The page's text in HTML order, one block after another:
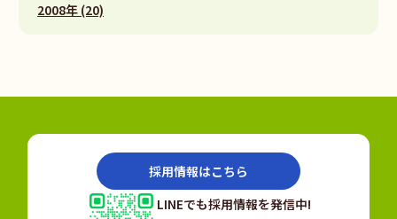
2008年 (20)
採用情報はこちら
LINEでも採用情報を発信中!